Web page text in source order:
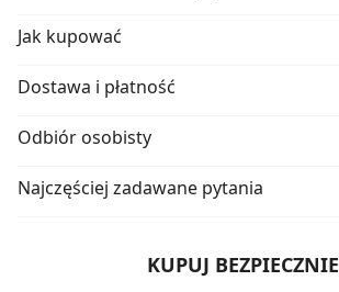
Jak kupować
Dostawa i płatność
Odbiór osobisty
Najczęściej zadawane pytania
KUPUJ BEZPIECZNIE